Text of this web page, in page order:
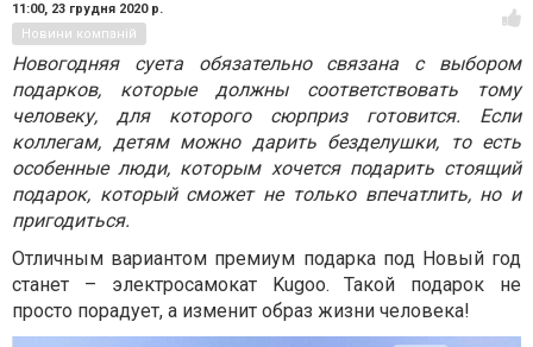
11:00, 23 грудня 2020 р.
Новини компаній
Новогодняя суета обязательно связана с выбором
подарков, которые должны соответствовать тому
человеку, для которого сюрприз готовится. Если
коллегам, детям можно дарить безделушки, то есть
особенные люди, которым хочется подарить стоящий
подарок, который сможет не только впечатлить, но и
пригодиться.
Отличным вариантом премиум подарка под Новый год
станет – электросамокат Kugoo. Такой подарок не
просто порадует, а изменит образ жизни человека!